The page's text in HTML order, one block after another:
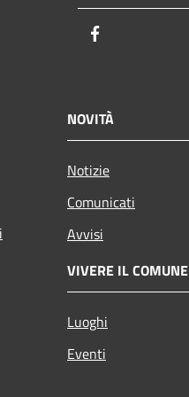
NOVITÀ
Notizie
Comunicati
Avvisi
VIVERE IL COMUNE
Luoghi
Eventi